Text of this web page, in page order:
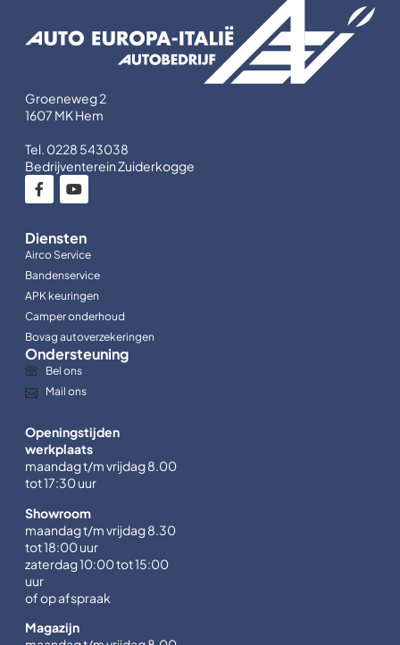
Groeneweg 2
1607 MK Hem
Tel. 0228 543038
Bedrijventerein Zuiderkogge
Diensten
Airco Service
Bandenservice
APK keuringen
Camper onderhoud
Bovag autoverzekeringen
Ondersteuning
Bel ons
Mail ons
Openingstijden
werkplaats
maandag t/m vrijdag 8.00
tot 17:30 uur
Showroom
maandag t/m vrijdag 8.30
tot 18:00 uur
zaterdag 10:00 tot 15:00
uur
of op afspraak
Magazijn